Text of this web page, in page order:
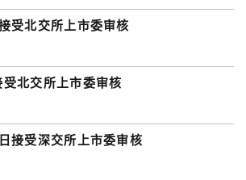
受北交所上市委审核
北交所上市委审核
接受深交所上市委审核